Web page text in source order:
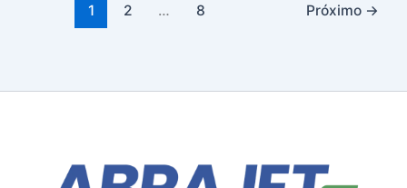
1 2 … 8 Próximo →